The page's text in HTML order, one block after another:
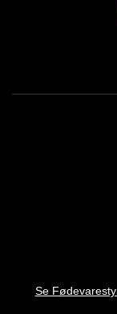
Se